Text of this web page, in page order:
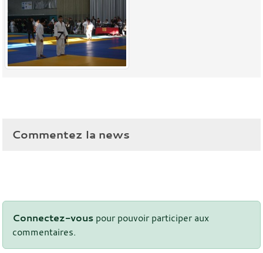
Commentez la news
Connectez-vous pour pouvoir participer aux
commentaires.